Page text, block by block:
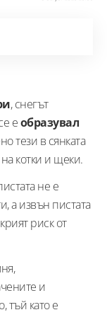
, снегът
еобразувал
тези в сянката
котки и щеки.
не е
а извън пистата
риск от
и
тъй като е